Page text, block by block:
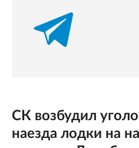
СК возбудил
наезда лодки на